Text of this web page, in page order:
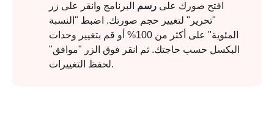
افتح صورك على رسم البرنامج وانقر على زر
"تحرير" لتغيير حجم صورتك. اضبط "النسبة
المئوية" على أكثر من 100% أو قم بتغيير وحدات
البكسل حسب حاجتك. ثم انقر فوق الزر "موافق"
لحفظ التغييرات.